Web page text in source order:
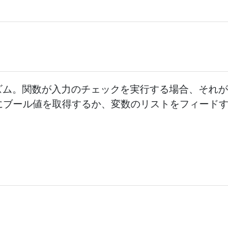
。関数が入力のチェックを実行する場合、それ
ール値を取得するか、変数のリストをフィード